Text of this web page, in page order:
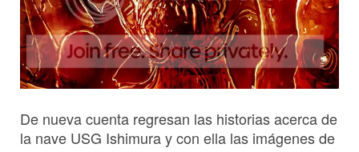
De nueva cuenta regresan las historias acerca de
la nave USG Ishimura y con ella las imágenes de